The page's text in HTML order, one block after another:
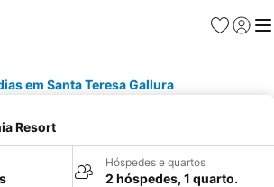
Favoritos
Iniciar
em Santa Teresa Gallura
Resort
Hóspedes e quartos
2 hóspedes, 1 quarto.